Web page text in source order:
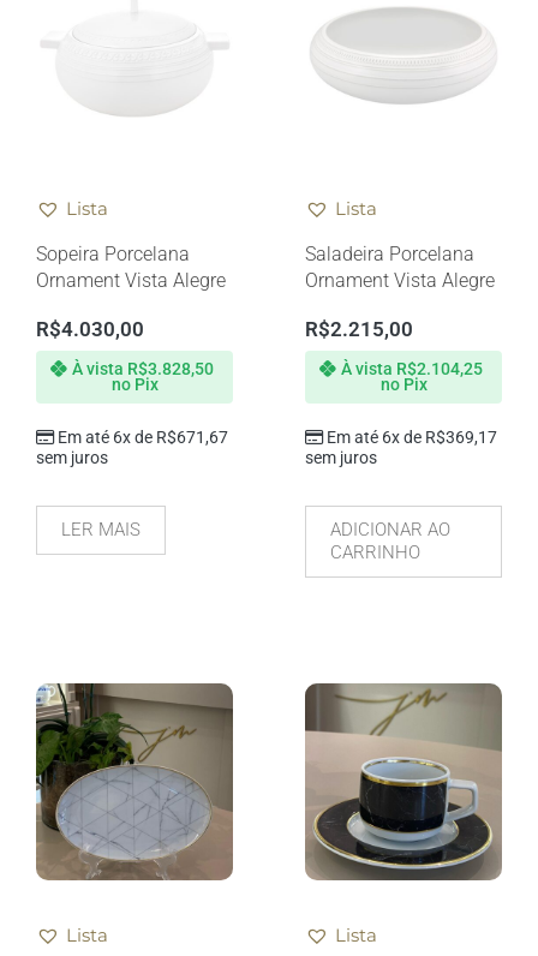
Lista
Sopeira Porcelana
Ornament Vista Alegre
R$4.030,00
Em até 6x de R$671,67
sem juros
À vista R$3.828,50
no Pix
LER MAIS
Lista
Saladeira Porcelana
Ornament Vista Alegre
R$2.215,00
Em até 6x de R$369,17
sem juros
À vista R$2.104,25
no Pix
ADICIONAR AO
CARRINHO
Lista
Lista